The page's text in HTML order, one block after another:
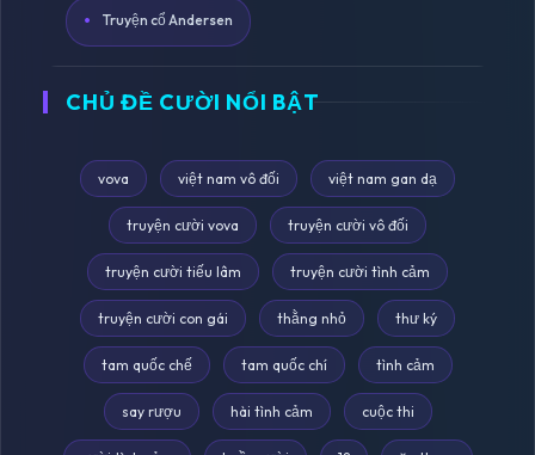
Truyện cổ Andersen
CHỦ ĐỀ CƯỜI NỔI BẬT
vova việt nam vô đối việt nam gan dạ
truyện cười vova truyện cười vô đối
truyện cười tiếu lâm truyện cười tình cảm
truyện cười con gái thằng nhỏ thư ký
tam quốc chế tam quốc chí tình cảm
say rượu hài tình cảm cuộc thi